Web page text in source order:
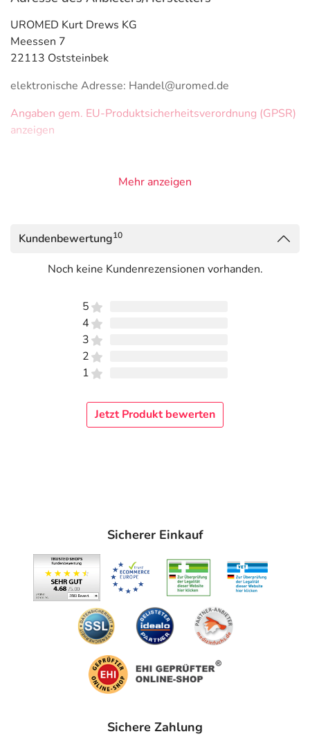
UROMED Kurt Drews KG
Meessen 7
22113 Oststeinbek
elektronische Adresse: Handel@uromed.de
Angaben gem. EU-Produktsicherheitsverordnung (GPSR)
anzeigen
Mehr anzeigen
Kundenbewertung10
Noch keine Kundenrezensionen vorhanden.
5
4
3
2
1
Jetzt Produkt bewerten
Sicherer Einkauf
Sichere Zahlung